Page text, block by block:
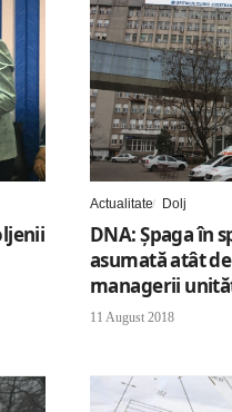
Actualitate Dolj
DNA: Șpaga în
asumată atât
managerii
11 August 2018